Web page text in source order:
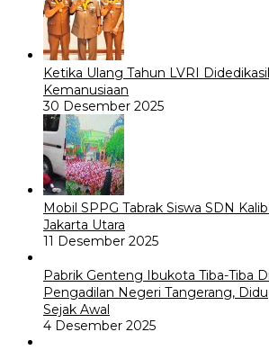
Ketika Ulang Tahun LVRI
Kemanusiaan
30 Desember 2025
Mobil SPPG Tabrak Siswa SDN
Jakarta Utara
11 Desember 2025
Pabrik Genteng Ibukota Tiba-Tiba
Pengadilan Negeri Tangerang,
Sejak Awal
4 Desember 2025